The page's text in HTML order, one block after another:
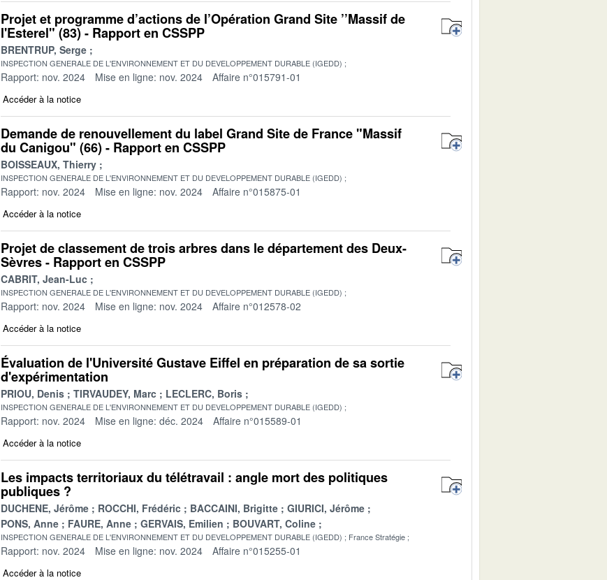
Projet et programme d’actions de l’Opération Grand Site ’’Massif de
l'Esterel" (83) - Rapport en CSSPP
BRENTRUP, Serge
INSPECTION GENERALE DE L'ENVIRONNEMENT ET DU DEVELOPPEMENT DURABLE (IGEDD)
Rapport: nov. 2024 Mise en ligne: nov. 2024 Affaire n°015791-01
Accéder à la notice
Demande de renouvellement du label Grand Site de France "Massif
du Canigou" (66) - Rapport en CSSPP
BOISSEAUX, Thierry
INSPECTION GENERALE DE L'ENVIRONNEMENT ET DU DEVELOPPEMENT DURABLE (IGEDD)
Rapport: nov. 2024 Mise en ligne: nov. 2024 Affaire n°015875-01
Accéder à la notice
Projet de classement de trois arbres dans le département des Deux-
Sèvres - Rapport en CSSPP
CABRIT, Jean-Luc
INSPECTION GENERALE DE L'ENVIRONNEMENT ET DU DEVELOPPEMENT DURABLE (IGEDD)
Rapport: nov. 2024 Mise en ligne: nov. 2024 Affaire n°012578-02
Accéder à la notice
Évaluation de l'Université Gustave Eiffel en préparation de sa sortie
d'expérimentation
PRIOU, Denis TIRVAUDEY, Marc LECLERC, Boris
INSPECTION GENERALE DE L'ENVIRONNEMENT ET DU DEVELOPPEMENT DURABLE (IGEDD)
Rapport: nov. 2024 Mise en ligne: déc. 2024 Affaire n°015589-01
Accéder à la notice
Les impacts territoriaux du télétravail : angle mort des politiques
publiques ?
DUCHENE, Jérôme ROCCHI, Frédéric BACCAINI, Brigitte
GIURICI, Jérôme
PONS, Anne
FAURE, Anne GERVAIS, Emilien BOUVART, Coline
INSPECTION GENERALE DE L'ENVIRONNEMENT ET DU DEVELOPPEMENT DURABLE (IGEDD) France Stratégie
Rapport: nov. 2024 Mise en ligne: nov. 2024 Affaire n°015255-01
Accéder à la notice